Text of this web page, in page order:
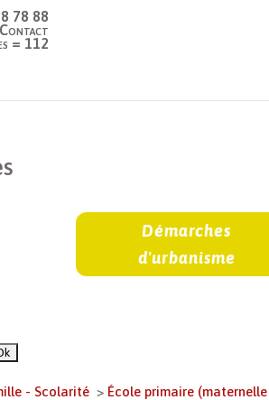
78 88
Contact
= 112
Démarches
d'urbanisme
- Scolarité > École primaire